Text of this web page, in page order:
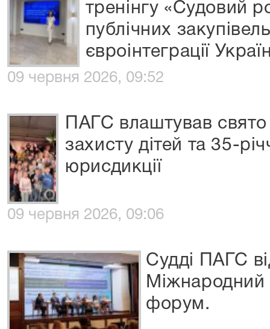
тренінгу «Судовий
публічних
євроінтеграції
09 червня 2026, 09:52
ПАГС влаштував
захисту дітей та 35-
юрисдикції
09 червня 2026, 09:06
Судді ПАГС
Міжнародний
форум.